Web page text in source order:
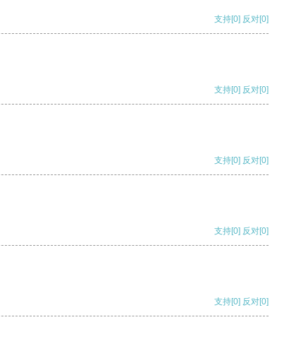
支持[0] 反对[0]
支持[0] 反对[0]
支持[0] 反对[0]
支持[0] 反对[0]
支持[0] 反对[0]